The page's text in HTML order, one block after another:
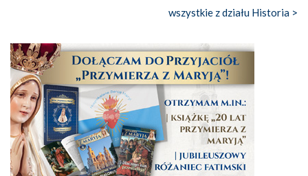
wszystkie z działu Historia >